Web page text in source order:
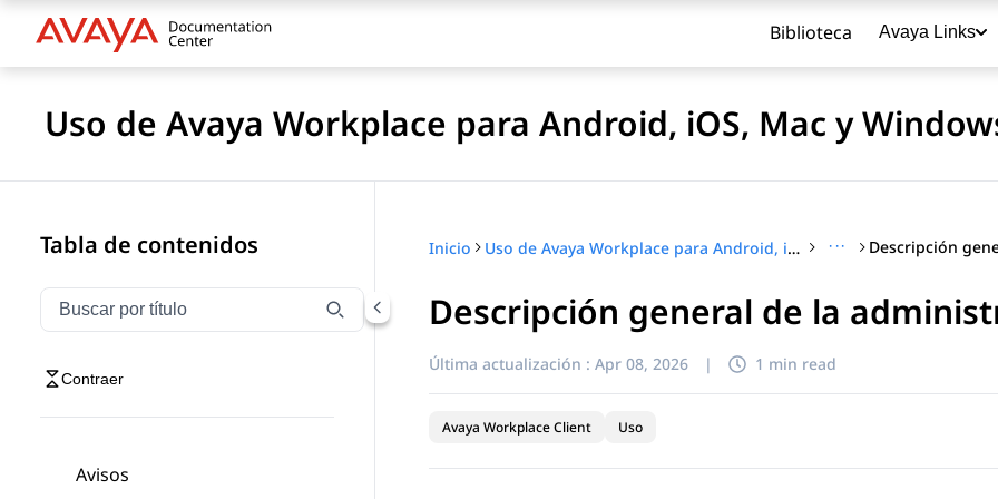
Biblioteca Avaya Links
Uso de Avaya Workplace para Android, iOS, Mac y
Tabla de contenidos
Filtrar navegación por título
Escriba para filtrar los elementos de navegación por título
Contraer
Avisos
Inicio Uso de Avaya Workplace para Android, iOS, Mac y Windows ···
Descripción general de la
Última actualización : Apr 08, 2026 | 1 min read
Avaya Workplace Client Uso